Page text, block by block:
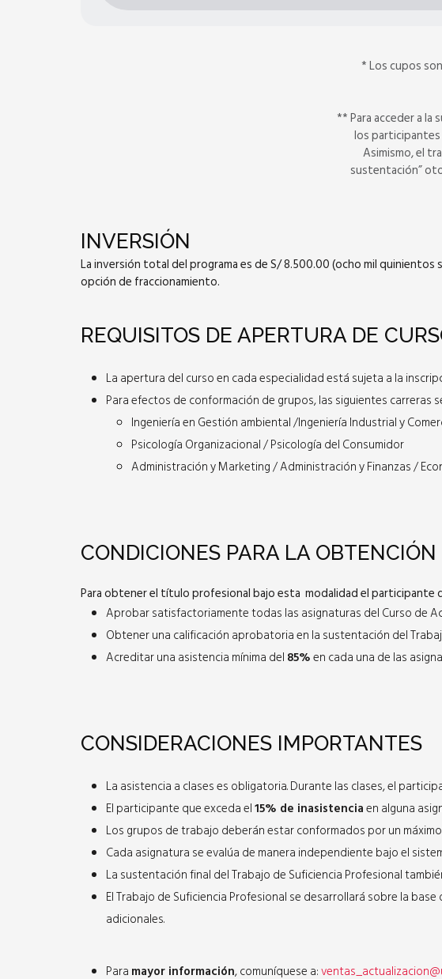
* Los cupos
** Para acceder a la
los participantes
Asimismo, el
sustentación”
INVERSIÓN
La inversión total del programa es de S/ 8.500.00 (ocho mil quinientos
opción de fraccionamiento.
REQUISITOS DE APERTURA DE
La apertura del curso en cada especialidad está sujeta a la
Para efectos de conformación de grupos, las siguientes carreras
Ingeniería en Gestión ambiental /Ingeniería Industrial y
Psicología Organizacional / Psicología del Consumidor
Administración y Marketing / Administración y Finanzas /
CONDICIONES PARA LA
Para obtener el título profesional bajo esta modalidad el participante
Aprobar satisfactoriamente todas las asignaturas del Curso de
Obtener una calificación aprobatoria en la sustentación del
Acreditar una asistencia mínima del 85%en cada una de las
CONSIDERACIONES IMPORTANTES
La asistencia a clases es obligatoria. Durante las clases, el
El participante que exceda el15% de inasistenciaen alguna
Los grupos de trabajo deberán estar conformados por un
Cada asignatura se evalúa de manera independiente bajo el
La sustentación final del Trabajo de Suficiencia Profesional
El Trabajo de Suficiencia Profesional se desarrollará sobre la
adicionales.
Para mayor información, comuníquese a: